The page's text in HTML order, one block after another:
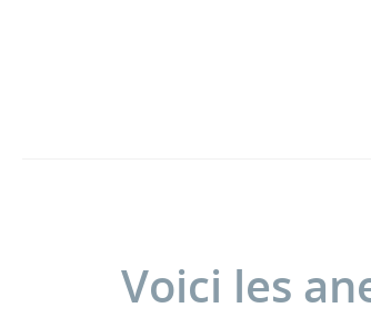
Voici les